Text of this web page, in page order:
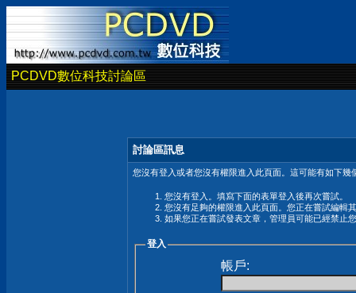
PCDVD數位科技討論區
討論區訊息
您沒有登入或者您沒有權限進入此頁面。這可能有如下幾
您沒有登入。填寫下面的表單登入後再次嘗試。
您沒有足夠的權限進入此頁面。您正在嘗試編輯
如果您正在嘗試發表文章，管理員可能已經禁止
登入
帳戶: